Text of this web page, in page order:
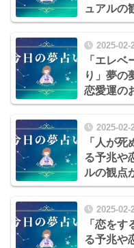
ュアルの
2025-02-
「エレ
り」夢の
恋愛運の
から解説
2025-02-
「人が
る予兆や
ルの観点
2025-02-
「恋を
る予兆や